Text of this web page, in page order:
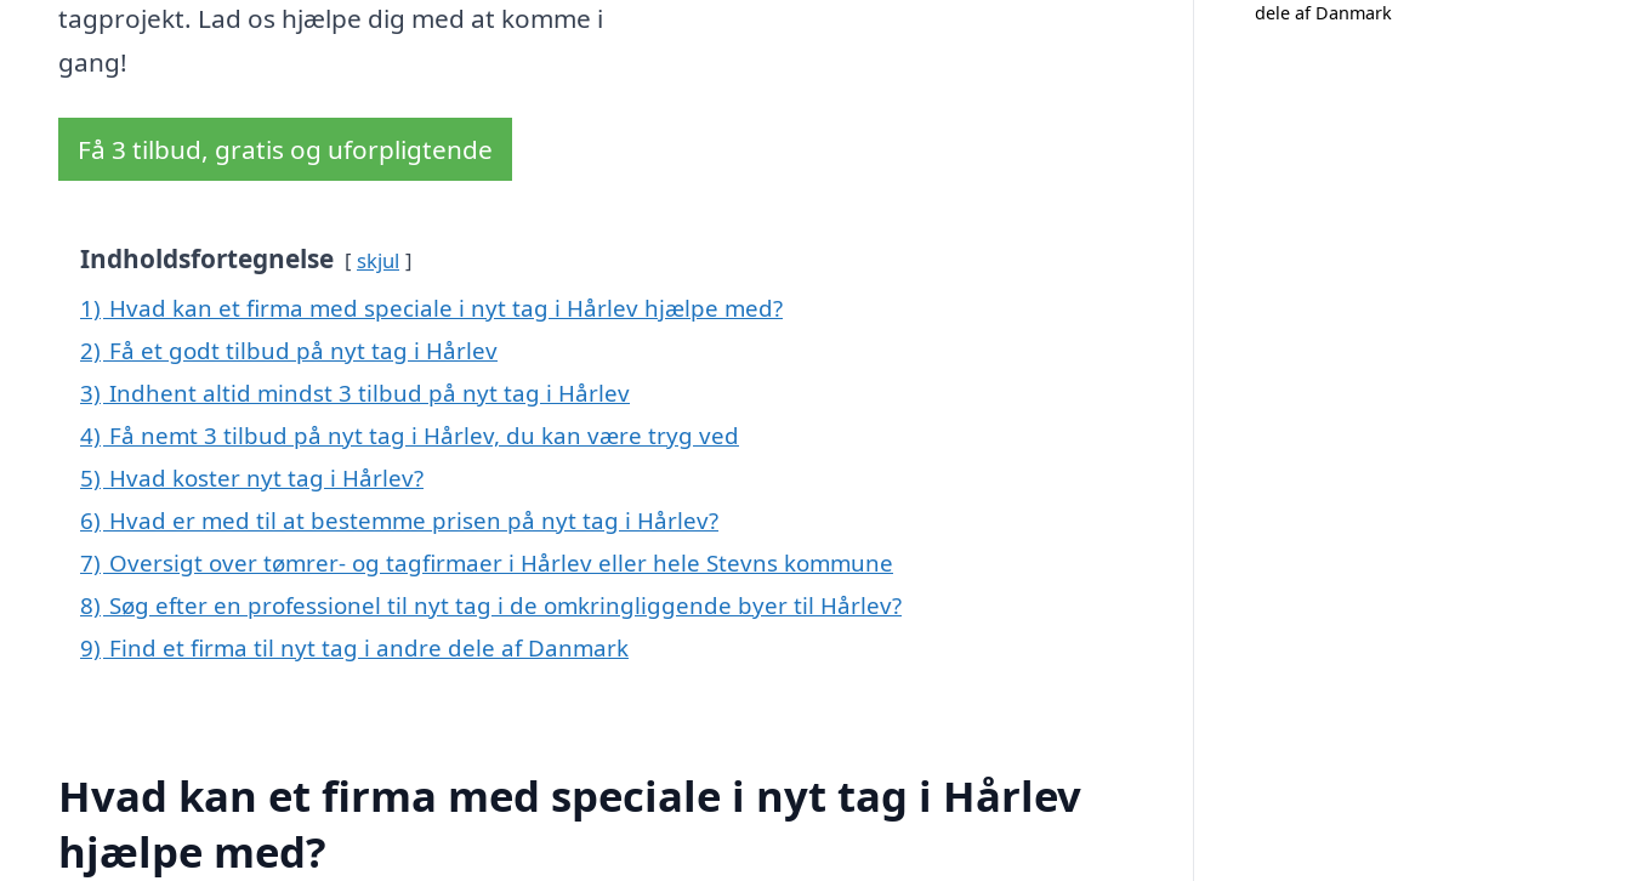
tagprojekt. Lad os hjælpe dig med at komme i
gang!
Få 3 tilbud, gratis og uforpligtende
Indholdsfortegnelse skjul
1) Hvad kan et firma med speciale i nyt tag i Hårlev hjælpe med?
2) Få et godt tilbud på nyt tag i Hårlev
3) Indhent altid mindst 3 tilbud på nyt tag i Hårlev
4) Få nemt 3 tilbud på nyt tag i Hårlev, du kan være tryg ved
5) Hvad koster nyt tag i Hårlev?
6) Hvad er med til at bestemme prisen på nyt tag i Hårlev?
7) Oversigt over tømrer- og tagfirmaer i Hårlev eller hele Stevns kommune
8) Søg efter en professionel til nyt tag i de omkringliggende byer til Hårlev?
9) Find et firma til nyt tag i andre dele af Danmark
Hvad kan et firma med speciale i nyt tag i Hårlev
hjælpe med?
dele af Danmark